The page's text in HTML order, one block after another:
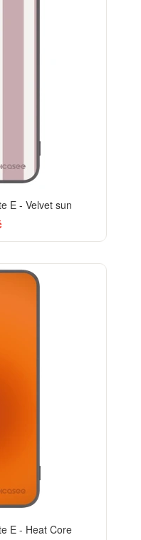
E - Velvet sun
E - Heat Core